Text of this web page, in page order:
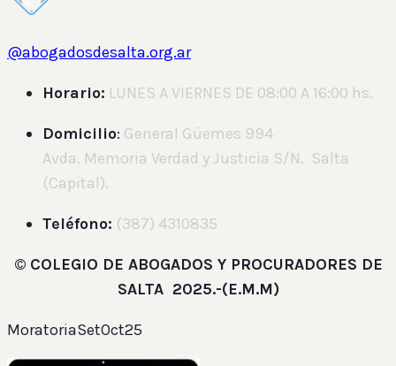
@abogadosdesalta.org.ar
Horario: LUNES A VIERNES DE 08:00 A 16:00 hs.
Domicilio: General Güemes 994
Avda. Memoria Verdad y Justicia S/N. Salta
(Capital).
Teléfono: (387) 4310835
© COLEGIO DE ABOGADOS Y PROCURADORES DE
SALTA 2025.-(E.M.M)
MoratoriaSetOct25